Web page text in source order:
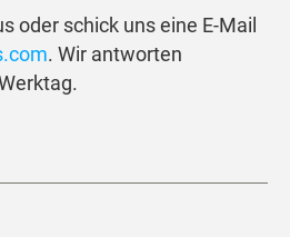
oder schick uns eine E-Mail
. Wir antworten